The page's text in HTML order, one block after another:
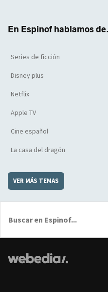
En Espinof hablamos
Series de ficción
Disney plus
Netflix
Apple TV
Cine español
La casa del dragón
VER MÁS TEMAS